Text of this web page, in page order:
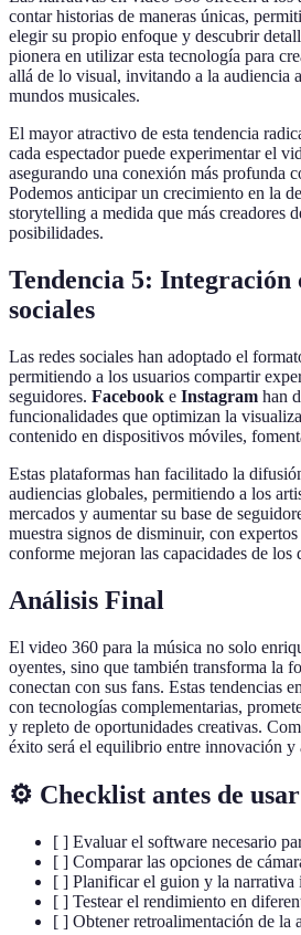
contar historias de maneras únicas,
elegir su propio enfoque y descubrir
pionera en utilizar esta tecnología para
allá de lo visual, invitando a la audiencia
mundos musicales.
El mayor atractivo de esta tendencia
cada espectador puede experimentar el
asegurando una conexión más profunda
Podemos anticipar un crecimiento en la
storytelling a medida que más creadores
posibilidades.
Tendencia 5: Integración
sociales
Las redes sociales han adoptado el
permitiendo a los usuarios compartir
seguidores. Facebook e Instagram han
funcionalidades que optimizan la
contenido en dispositivos móviles,
Estas plataformas han facilitado la
audiencias globales, permitiendo a los
mercados y aumentar su base de
muestra signos de disminuir, con
conforme mejoran las capacidades de los
Análisis Final
El video 360 para la música no solo
oyentes, sino que también transforma la
conectan con sus fans. Estas tendencias
con tecnologías complementarias,
y repleto de oportunidades creativas.
éxito será el equilibrio entre innovación y
⚙️ Checklist antes de
[ ] Evaluar el software necesario
[ ] Comparar las opciones de
[ ] Planificar el guion y la narrativa
[ ] Testear el rendimiento en
[ ] Obtener retroalimentación de la